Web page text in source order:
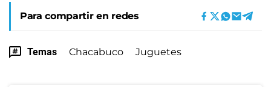
Para compartir en redes
Temas Chacabuco Juguetes